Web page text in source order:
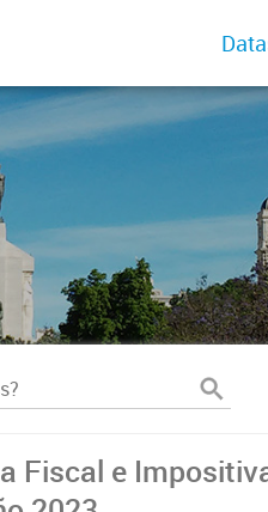
Fiscal e